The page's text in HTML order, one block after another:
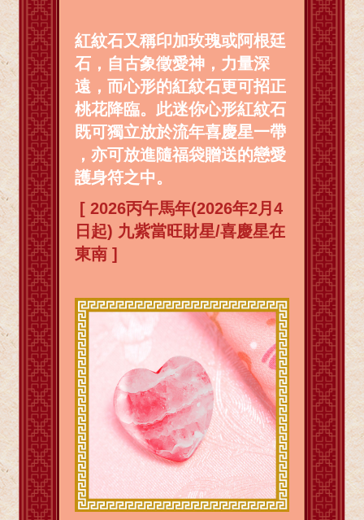
紅紋石又稱印加玫瑰或阿根廷
石，自古象徵愛神，力量深
遠，而心形的紅紋石更可招正
桃花降臨。此迷你心形紅紋石
既可獨立放於流年喜慶星一帶
，亦可放進隨福袋贈送的戀愛
護身符之中。
[ 2026丙午馬年(2026年2月4
日起) 九紫當旺財星/喜慶星在
東南 ]